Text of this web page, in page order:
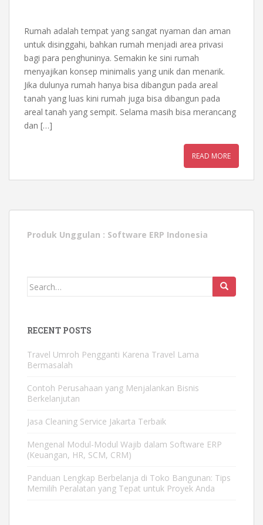
Rumah adalah tempat yang sangat nyaman dan aman
untuk disinggahi, bahkan rumah menjadi area privasi
bagi para penghuninya. Semakin ke sini rumah
menyajikan konsep minimalis yang unik dan menarik.
Jika dulunya rumah hanya bisa dibangun pada areal
tanah yang luas kini rumah juga bisa dibangun pada
areal tanah yang sempit. Selama masih bisa merancang
dan […]
READ MORE
Produk Unggulan : Software ERP Indonesia
Search
RECENT POSTS
Travel Umroh Pengganti Karena Travel Lama
Bermasalah
Contoh Perusahaan yang Menjalankan Bisnis
Berkelanjutan
Jasa Cleaning Service Jakarta Terbaik
Mengenal Modul-Modul Wajib dalam Software ERP
(Keuangan, HR, SCM, CRM)
Panduan Lengkap Berbelanja di Toko Bangunan: Tips
Memilih Peralatan yang Tepat untuk Proyek Anda